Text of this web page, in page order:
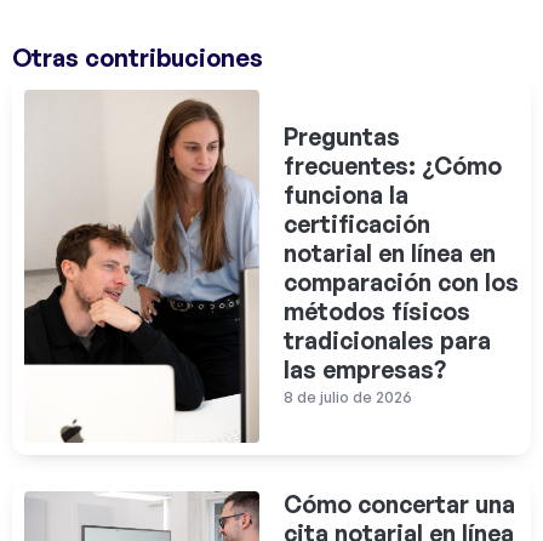
Otras contribuciones
Preguntas
frecuentes: ¿Cómo
funciona la
certificación
notarial en línea en
comparación con los
métodos físicos
tradicionales para
las empresas?
8 de julio de 2026
Cómo concertar una
cita notarial en línea